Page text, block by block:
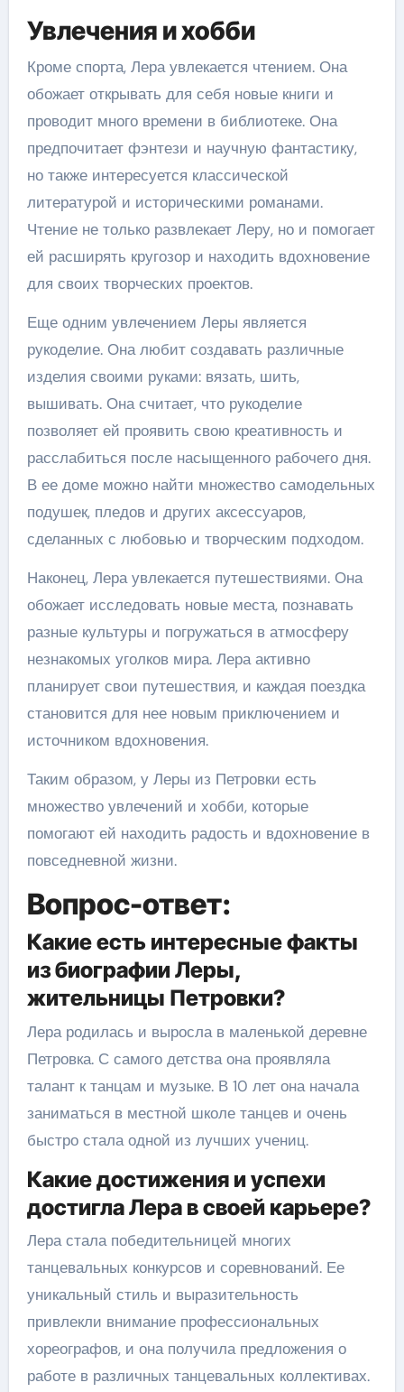
Увлечения и хобби
Кроме спорта, Лера увлекается чтением. Она
обожает открывать для себя новые книги и
проводит много времени в библиотеке. Она
предпочитает фэнтези и научную фантастику,
но также интересуется классической
литературой и историческими романами.
Чтение не только развлекает Леру, но и помогает
ей расширять кругозор и находить вдохновение
для своих творческих проектов.
Еще одним увлечением Леры является
рукоделие. Она любит создавать различные
изделия своими руками: вязать, шить,
вышивать. Она считает, что рукоделие
позволяет ей проявить свою креативность и
расслабиться после насыщенного рабочего дня.
В ее доме можно найти множество самодельных
подушек, пледов и других аксессуаров,
сделанных с любовью и творческим подходом.
Наконец, Лера увлекается путешествиями. Она
обожает исследовать новые места, познавать
разные культуры и погружаться в атмосферу
незнакомых уголков мира. Лера активно
планирует свои путешествия, и каждая поездка
становится для нее новым приключением и
источником вдохновения.
Таким образом, у Леры из Петровки есть
множество увлечений и хобби, которые
помогают ей находить радость и вдохновение в
повседневной жизни.
Вопрос-ответ:
Какие есть интересные факты
из биографии Леры,
жительницы Петровки?
Лера родилась и выросла в маленькой деревне
Петровка. С самого детства она проявляла
талант к танцам и музыке. В 10 лет она начала
заниматься в местной школе танцев и очень
быстро стала одной из лучших учениц.
Какие достижения и успехи
достигла Лера в своей карьере?
Лера стала победительницей многих
танцевальных конкурсов и соревнований. Ее
уникальный стиль и выразительность
привлекли внимание профессиональных
хореографов, и она получила предложения о
работе в различных танцевальных коллективах.